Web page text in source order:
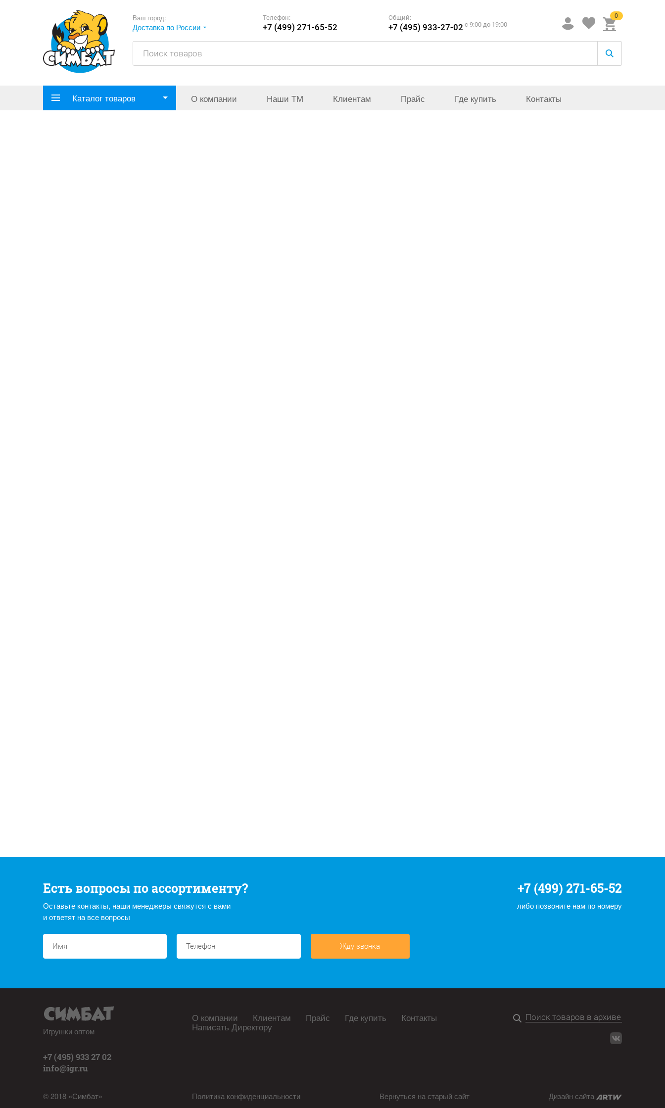
Ваш город:
Доставка по России
Телефон:
+7 (499) 271-65-52
Общий:
+7 (495) 933-27-02 c 9:00 до 19:00
0
Каталог товаров О компании Наши ТМ Клиентам Прайс Где купить Контакты
Есть вопросы по ассортименту?
Оставьте контакты, наши менеджеры свяжутся с вами
и ответят на все вопросы
+7 (499) 271-65-52
либо позвоните нам по номеру
Жду звонка
Игрушки оптом
+7 (495) 933 27 02
info@igr.ru
© 2018 «Симбат»
О компании Клиентам Прайс Где купить Контакты
Написать Директору
Политика конфиденциальности Вернуться на старый сайт Дизайн сайта